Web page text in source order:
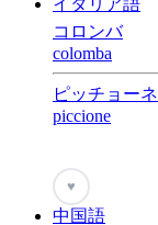
コロンバ
colomba
ピッチョーネ
piccione
♥
中国語